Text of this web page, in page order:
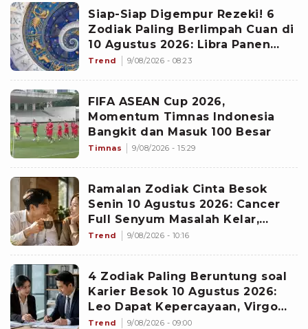
Siap-Siap Digempur Rezeki! 6
Zodiak Paling Berlimpah Cuan di
10 Agustus 2026: Libra Panen
Proyek Emas
Trend 9/08/2026 - 08:23
FIFA ASEAN Cup 2026,
Momentum Timnas Indonesia
Bangkit dan Masuk 100 Besar
Timnas 9/08/2026 - 15:29
Ramalan Zodiak Cinta Besok
Senin 10 Agustus 2026: Cancer
Full Senyum Masalah Kelar,
Scorpio Awas Terprovokasi
Trend 9/08/2026 - 10:16
4 Zodiak Paling Beruntung soal
Karier Besok 10 Agustus 2026:
Leo Dapat Kepercayaan, Virgo
Makin Diperhitungkan
Trend 9/08/2026 - 09:00